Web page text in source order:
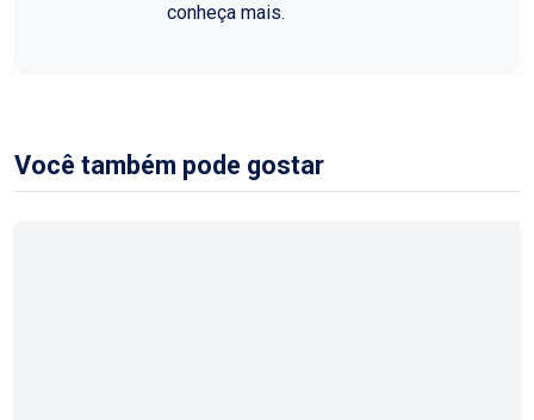
conheça mais.
Você também pode gostar